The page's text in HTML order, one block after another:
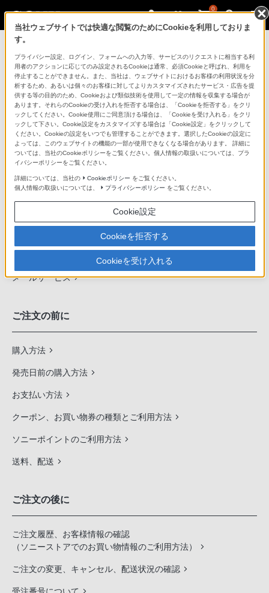
0
ソニーストアのご利用ガイド
ご利用ガイドでは、ソニーストアのご利用方法・サービ
スに関しまとめてご案内しております。
ご利用の前に
ソニーストア 店舗のご案内
ソニーショップ（ソニーストア取次店）のご案内
ソニーストアの特典・サービス
（長期保証、下取サービス、設置・設定サービスなど）
定期クーポンのプレゼントについて
メールサービス
ご注文の前に
購入方法
発売日前の購入方法
お支払い方法
クーポン、お買い物券の種類とご利用方法
ソニーポイントのご利用方法
送料、配送
ご注文の後に
ご注文履歴、お客様情報の確認
（ソニーストアでのお買い物情報のご利用方法）
ご注文の変更、キャンセル、配送状況の確認
当社ウェブサイトでは快適な閲覧のためにCookieを利用しておりま
す。
プライバシー設定、ログイン、フォームへの入力等、サービスのリクエストに相当する利
用者のアクションに応じてのみ設定されるCookieは通常、必須Cookieと呼ばれ、利用を
停止することができません。また、当社は、ウェブサイトにおけるお客様の利用状況を分
析するため、あるいは個々のお客様に対してよりカスタマイズされたサービス・広告を提
供する等の目的のため、Cookieおよび類似技術を使用して一定の情報を収集する場合が
あります。それらのCookieの受け入れを拒否する場合は、「Cookieを拒否する」をクリ
ックしてください。Cookie使用にご同意頂ける場合は、「Cookieを受け入れる」をクリ
ックして下さい。Cookie設定をカスタマイズする場合は「Cookie設定」をクリックして
ください。Cookieの設定をいつでも管理することができます。選択したCookieの設定に
よっては、このウェブサイトの機能の一部が使用できなくなる場合があります。 詳細に
ついては、当社のCookieポリシーをご覧ください。個人情報の取扱いについては、プラ
イバシーポリシーをご覧ください。
詳細については、当社の Cookieポリシー をご覧ください。
個人情報の取扱いについては、
プライバシーポリシー をご覧ください。
Cookie設定
Cookieを拒否する
Cookieを受け入れる